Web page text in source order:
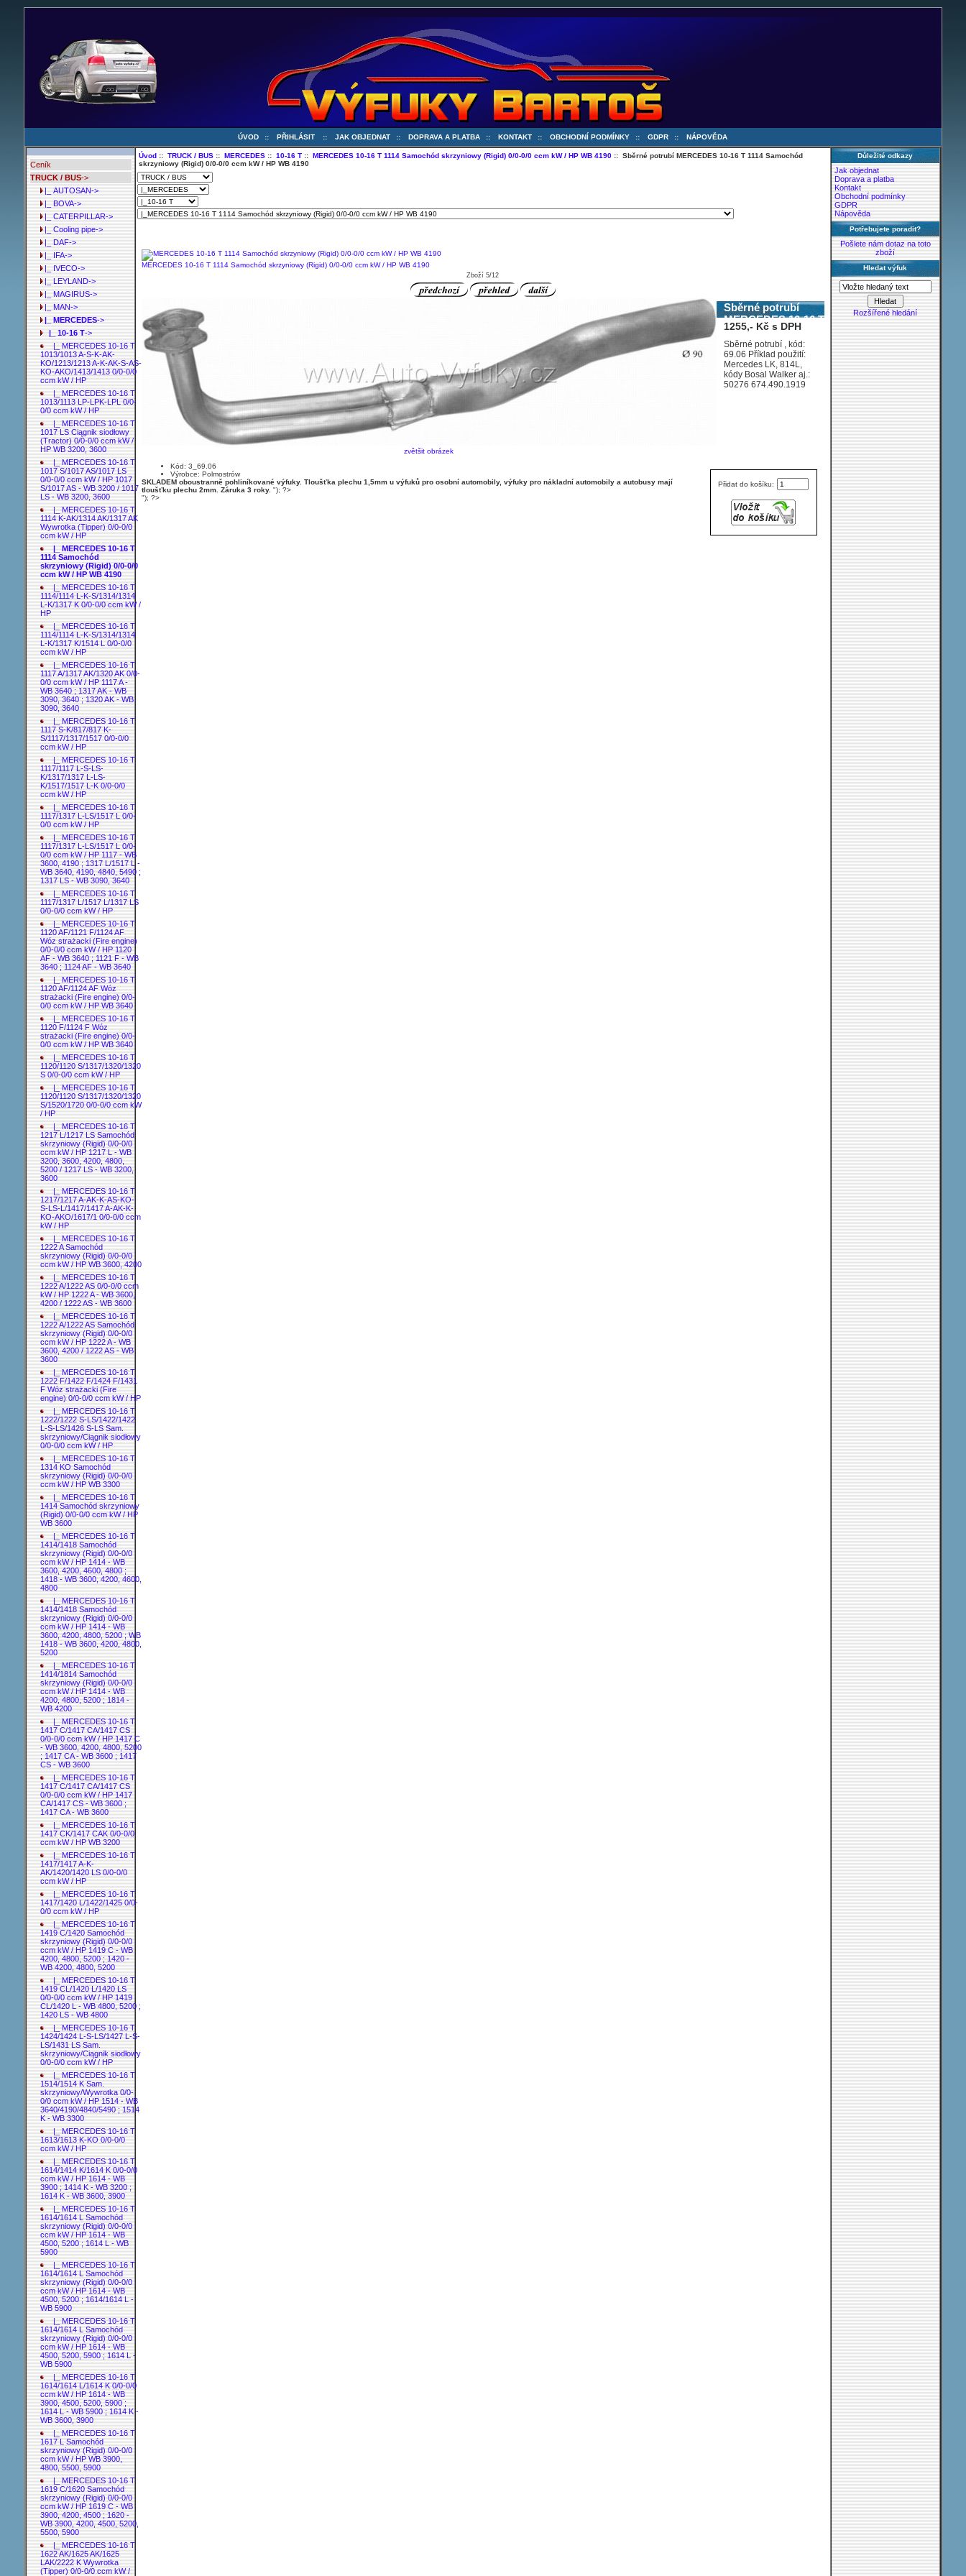
ÚVOD :: PŘIHLÁSIT :: JAK OBJEDNAT :: DOPRAVA A PLATBA :: KONTAKT :: OBCHODNÍ PODMÍNKY :: GDPR :: NÁPOVĚDA
Ceník
TRUCK / BUS->
|_ AUTOSAN->
|_ BOVA->
|_ CATERPILLAR->
|_ Cooling pipe->
|_ DAF->
|_ IFA->
|_ IVECO->
|_ LEYLAND->
|_ MAGIRUS->
|_ MAN->
|_ MERCEDES->
|_ 10-16 T->
|_ MERCEDES 10-16 T
1013/1013 A-S-K-AK-
KO/1213/1213 A-K-AK-S-AS-
KO-AKO/1413/1413 0/0-0/0
ccm kW / HP
|_ MERCEDES 10-16 T
1013/1113 LP-LPK-LPL 0/0-
0/0 ccm kW / HP
|_ MERCEDES 10-16 T
1017 LS Ciągnik siodłowy
(Tractor) 0/0-0/0 ccm kW /
HP WB 3200, 3600
|_ MERCEDES 10-16 T
1017 S/1017 AS/1017 LS
0/0-0/0 ccm kW / HP 1017
S/1017 AS - WB 3200 / 1017
LS - WB 3200, 3600
|_ MERCEDES 10-16 T
1114 K-AK/1314 AK/1317 AK
Wywrotka (Tipper) 0/0-0/0
ccm kW / HP
|_ MERCEDES 10-16 T
1114 Samochód
skrzyniowy (Rigid) 0/0-0/0
ccm kW / HP WB 4190
|_ MERCEDES 10-16 T
1114/1114 L-K-S/1314/1314
L-K/1317 K 0/0-0/0 ccm kW /
HP
|_ MERCEDES 10-16 T
1114/1114 L-K-S/1314/1314
L-K/1317 K/1514 L 0/0-0/0
ccm kW / HP
|_ MERCEDES 10-16 T
1117 A/1317 AK/1320 AK 0/0-
0/0 ccm kW / HP 1117 A -
WB 3640 ; 1317 AK - WB
3090, 3640 ; 1320 AK - WB
3090, 3640
|_ MERCEDES 10-16 T
1117 S-K/817/817 K-
S/1117/1317/1517 0/0-0/0
ccm kW / HP
|_ MERCEDES 10-16 T
1117/1117 L-S-LS-
K/1317/1317 L-LS-
K/1517/1517 L-K 0/0-0/0
ccm kW / HP
|_ MERCEDES 10-16 T
1117/1317 L-LS/1517 L 0/0-
0/0 ccm kW / HP
|_ MERCEDES 10-16 T
1117/1317 L-LS/1517 L 0/0-
0/0 ccm kW / HP 1117 - WB
3600, 4190 ; 1317 L/1517 L -
WB 3640, 4190, 4840, 5490 ;
1317 LS - WB 3090, 3640
|_ MERCEDES 10-16 T
1117/1317 L/1517 L/1317 LS
0/0-0/0 ccm kW / HP
|_ MERCEDES 10-16 T
1120 AF/1121 F/1124 AF
Wóz strażacki (Fire engine)
0/0-0/0 ccm kW / HP 1120
AF - WB 3640 ; 1121 F - WB
3640 ; 1124 AF - WB 3640
|_ MERCEDES 10-16 T
1120 AF/1124 AF Wóz
strażacki (Fire engine) 0/0-
0/0 ccm kW / HP WB 3640
|_ MERCEDES 10-16 T
1120 F/1124 F Wóz
strażacki (Fire engine) 0/0-
0/0 ccm kW / HP WB 3640
|_ MERCEDES 10-16 T
1120/1120 S/1317/1320/1320
S 0/0-0/0 ccm kW / HP
|_ MERCEDES 10-16 T
1120/1120 S/1317/1320/1320
S/1520/1720 0/0-0/0 ccm kW
/ HP
|_ MERCEDES 10-16 T
1217 L/1217 LS Samochód
skrzyniowy (Rigid) 0/0-0/0
ccm kW / HP 1217 L - WB
3200, 3600, 4200, 4800,
5200 / 1217 LS - WB 3200,
3600
|_ MERCEDES 10-16 T
1217/1217 A-AK-K-AS-KO-
S-LS-L/1417/1417 A-AK-K-
KO-AKO/1617/1 0/0-0/0 ccm
kW / HP
|_ MERCEDES 10-16 T
1222 A Samochód
skrzyniowy (Rigid) 0/0-0/0
ccm kW / HP WB 3600, 4200
|_ MERCEDES 10-16 T
1222 A/1222 AS 0/0-0/0 ccm
kW / HP 1222 A - WB 3600,
4200 / 1222 AS - WB 3600
|_ MERCEDES 10-16 T
1222 A/1222 AS Samochód
skrzyniowy (Rigid) 0/0-0/0
ccm kW / HP 1222 A - WB
3600, 4200 / 1222 AS - WB
3600
|_ MERCEDES 10-16 T
1222 F/1422 F/1424 F/1431
F Wóz strażacki (Fire
engine) 0/0-0/0 ccm kW / HP
|_ MERCEDES 10-16 T
1222/1222 S-LS/1422/1422
L-S-LS/1426 S-LS Sam.
skrzyniowy/Ciągnik siodłowy
0/0-0/0 ccm kW / HP
|_ MERCEDES 10-16 T
1314 KO Samochód
skrzyniowy (Rigid) 0/0-0/0
ccm kW / HP WB 3300
|_ MERCEDES 10-16 T
1414 Samochód skrzyniowy
(Rigid) 0/0-0/0 ccm kW / HP
WB 3600
|_ MERCEDES 10-16 T
1414/1418 Samochód
skrzyniowy (Rigid) 0/0-0/0
ccm kW / HP 1414 - WB
3600, 4200, 4600, 4800 ;
1418 - WB 3600, 4200, 4600,
4800
|_ MERCEDES 10-16 T
1414/1418 Samochód
skrzyniowy (Rigid) 0/0-0/0
ccm kW / HP 1414 - WB
3600, 4200, 4800, 5200 ; WB
1418 - WB 3600, 4200, 4800,
5200
|_ MERCEDES 10-16 T
1414/1814 Samochód
skrzyniowy (Rigid) 0/0-0/0
ccm kW / HP 1414 - WB
4200, 4800, 5200 ; 1814 -
WB 4200
|_ MERCEDES 10-16 T
1417 C/1417 CA/1417 CS
0/0-0/0 ccm kW / HP 1417 C
- WB 3600, 4200, 4800, 5200
; 1417 CA - WB 3600 ; 1417
CS - WB 3600
|_ MERCEDES 10-16 T
1417 C/1417 CA/1417 CS
0/0-0/0 ccm kW / HP 1417
CA/1417 CS - WB 3600 ;
1417 CA - WB 3600
|_ MERCEDES 10-16 T
1417 CK/1417 CAK 0/0-0/0
ccm kW / HP WB 3200
|_ MERCEDES 10-16 T
1417/1417 A-K-
AK/1420/1420 LS 0/0-0/0
ccm kW / HP
|_ MERCEDES 10-16 T
1417/1420 L/1422/1425 0/0-
0/0 ccm kW / HP
|_ MERCEDES 10-16 T
1419 C/1420 Samochód
skrzyniowy (Rigid) 0/0-0/0
ccm kW / HP 1419 C - WB
4200, 4800, 5200 ; 1420 -
WB 4200, 4800, 5200
|_ MERCEDES 10-16 T
1419 CL/1420 L/1420 LS
0/0-0/0 ccm kW / HP 1419
CL/1420 L - WB 4800, 5200 ;
1420 LS - WB 4800
|_ MERCEDES 10-16 T
1424/1424 L-S-LS/1427 L-S-
LS/1431 LS Sam.
skrzyniowy/Ciągnik siodłowy
0/0-0/0 ccm kW / HP
|_ MERCEDES 10-16 T
1514/1514 K Sam.
skrzyniowy/Wywrotka 0/0-
0/0 ccm kW / HP 1514 - WB
3640/4190/4840/5490 ; 1514
K - WB 3300
|_ MERCEDES 10-16 T
1613/1613 K-KO 0/0-0/0
ccm kW / HP
|_ MERCEDES 10-16 T
1614/1414 K/1614 K 0/0-0/0
ccm kW / HP 1614 - WB
3900 ; 1414 K - WB 3200 ;
1614 K - WB 3600, 3900
|_ MERCEDES 10-16 T
1614/1614 L Samochód
skrzyniowy (Rigid) 0/0-0/0
ccm kW / HP 1614 - WB
4500, 5200 ; 1614 L - WB
5900
|_ MERCEDES 10-16 T
1614/1614 L Samochód
skrzyniowy (Rigid) 0/0-0/0
ccm kW / HP 1614 - WB
4500, 5200 ; 1614/1614 L -
WB 5900
|_ MERCEDES 10-16 T
1614/1614 L Samochód
skrzyniowy (Rigid) 0/0-0/0
ccm kW / HP 1614 - WB
4500, 5200, 5900 ; 1614 L -
WB 5900
|_ MERCEDES 10-16 T
1614/1614 L/1614 K 0/0-0/0
ccm kW / HP 1614 - WB
3900, 4500, 5200, 5900 ;
1614 L - WB 5900 ; 1614 K -
WB 3600, 3900
|_ MERCEDES 10-16 T
1617 L Samochód
skrzyniowy (Rigid) 0/0-0/0
ccm kW / HP WB 3900,
4800, 5500, 5900
|_ MERCEDES 10-16 T
1619 C/1620 Samochód
skrzyniowy (Rigid) 0/0-0/0
ccm kW / HP 1619 C - WB
3900, 4200, 4500 ; 1620 -
WB 3900, 4200, 4500, 5200,
5500, 5900
|_ MERCEDES 10-16 T
1622 AK/1625 AK/1625
LAK/2222 K Wywrotka
(Tipper) 0/0-0/0 ccm kW /
Úvod ::TRUCK / BUS ::MERCEDES ::10-16 T ::MERCEDES 10-16 T 1114 Samochód skrzyniowy (Rigid) 0/0-0/0 ccm kW / HP WB 4190 :: Sběrné potrubí MERCEDES 10-16 T 1114 Samochód
skrzyniowy (Rigid) 0/0-0/0 ccm kW / HP WB 4190
MERCEDES 10-16 T 1114 Samochód skrzyniowy (Rigid) 0/0-0/0 ccm kW / HP WB 4190
Zboží 5/12
zvětšit obrázek
Sběrné potrubí
MERCEDES 10-16 T
1114 Samochód
skrzyniowy (Rigid)
0/0-0/0 ccm kW / HP
WB 4190
1255,- Kč s DPH
Sběrné potrubí , kód:
69.06 Příklad použití:
Mercedes LK, 814L,
kódy Bosal Walker aj.:
50276 674.490.1919
Přidat do košíku:
Kód: 3_69.06
Výrobce: Polmostrów
SKLADEM oboustranně pohliníkované výfuky. Tloušťka plechu 1,5mm u výfuků pro osobní automobily, výfuky pro nákladní automobily a autobusy mají
tloušťku plechu 2mm. Záruka 3 roky. "); ?>
"); ?>
Důležité odkazy
Jak objednat
Doprava a platba
Kontakt
Obchodní podmínky
GDPR
Nápověda
Potřebujete poradit?
Pošlete nám dotaz na toto
zboží
Hledat výfuk
Rozšířené hledání